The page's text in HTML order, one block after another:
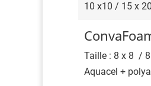
10 x10 / 15 x
Taille : 8 x 8 /
Aquacel +